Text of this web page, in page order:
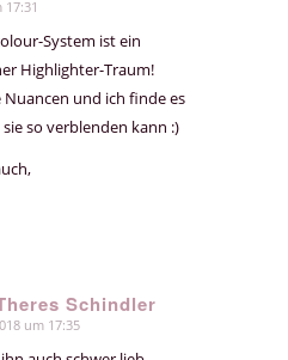
17:31
System ist ein
Highlighter-Traum!
und ich finde es
so verblenden kann :)
Schindler
um 17:35